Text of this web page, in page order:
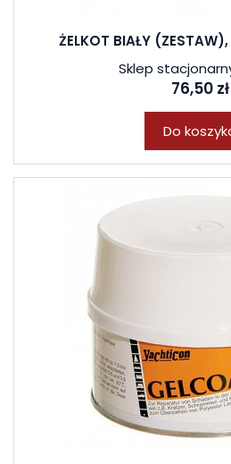
ŻELKOT BIAŁY
Sklep
76,50 zł
Do